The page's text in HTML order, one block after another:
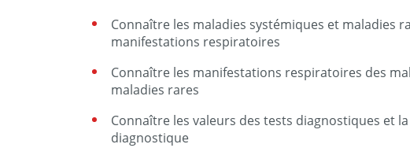
Connaître les maladies systémiques et maladies
manifestations respiratoires
Connaître les manifestations respiratoires des
maladies rares
Connaître les valeurs des tests diagnostiques et
diagnostique